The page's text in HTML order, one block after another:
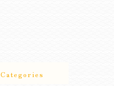
Categories